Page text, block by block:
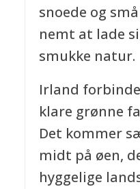
snoede og
nemt at lade
smukke natur.
Irland
klare grønne
Det kommer
midt på øen,
hyggelige